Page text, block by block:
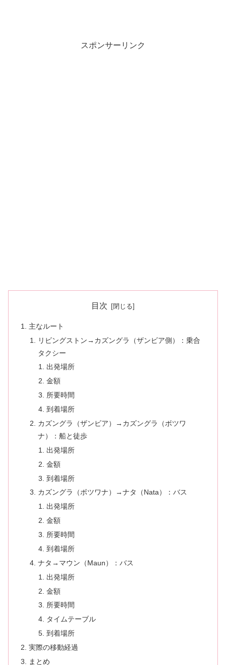
スポンサーリンク
目次
主なルート
リビングストン→カズングラ（ザンビア側）：乗合
タクシー
出発場所
金額
所要時間
到着場所
カズングラ（ザンビア）→カズングラ（ボツワ
ナ）：船と徒歩
出発場所
金額
到着場所
カズングラ（ボツワナ）→ナタ（Nata）：バス
出発場所
金額
所要時間
到着場所
ナタ→マウン（Maun）：バス
出発場所
金額
所要時間
タイムテーブル
到着場所
実際の移動経過
まとめ